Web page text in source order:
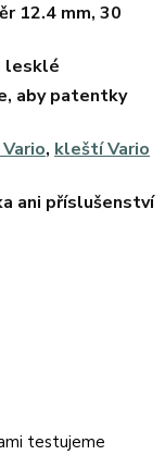
12.4 mm, 30
lesklé
aby patentky
, kleští Vario
ani příslušenství
testujeme